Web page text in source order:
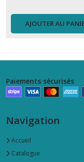
AJOUTER AU
Paiements sécurisés
Navigation
Accueil
Catalogue